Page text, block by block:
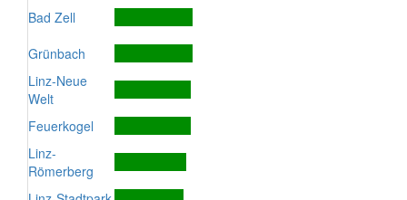
Bad Zell
Grünbach
Linz-Neue
Welt
Feuerkogel
Linz-
Römerberg